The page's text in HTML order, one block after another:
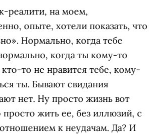
реалити, на моем,
опыте, хотели показать, что
Нормально, когда тебе
когда ты кому-то
то не нравится тебе, кому-
ты. Бывают свидания
нет. Ну просто жизнь вот
жить ее, без иллюзий, с
к неудачам. Да? И